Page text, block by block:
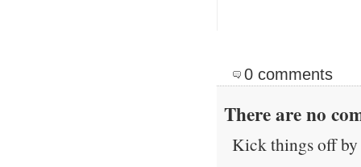
0 comments
There are no
Kick things off